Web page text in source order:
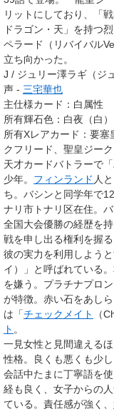
リットにしており、「
ドラゴン・天」を持つ
ペラード（リバイバル
立ち向かった。
J / ジュリー澤ラギ（ジ
声 - 三宅華也
主仕様カード：白属性
所有輝石色 ： 白夜（白）
所有Xレアカード ： 要塞
クフリード、 聖皇ジー
天才カードバトラーで
少年。 フィンランド 人
ち。バシンと同学年で
ナリ市トナリ区在住。
全国大会優勝の経歴を
戦を申し出る権利を握
彼の実力を利用しよう
イ）」と呼ばれている
を嫌う。プラチナプロ
が特徴。赤い石をあし
は「チェックメイト （
ト 。
一見女性と見間違える
性格。良くも悪くも少
会話中たまに丁寧語を
経も良く、女子からの
ている。責任感が強く